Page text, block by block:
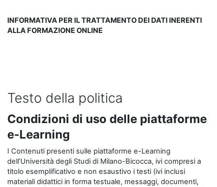
INFORMATIVA PER IL TRATTAMENTO DEI DATI INERENTI
ALLA FORMAZIONE ONLINE
Testo della politica
Condizioni di uso delle piattaforme
e-Learning
I Contenuti presenti sulle piattaforme e-Learning
dell’Università degli Studi di Milano-Bicocca, ivi compresi a
titolo esemplificativo e non esaustivo i testi (ivi inclusi
materiali didattici in forma testuale, messaggi, documenti,